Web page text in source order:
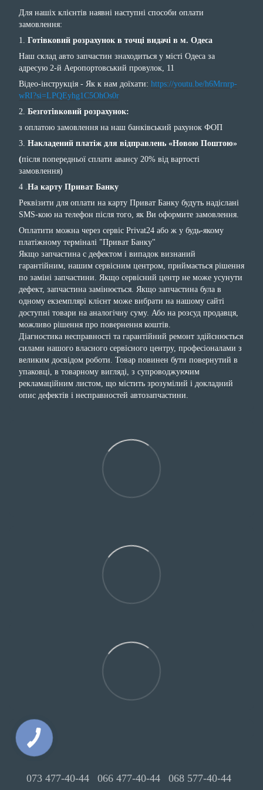
Для нашіх клієнтів наявні наступні способи оплати
замовлення:
1. Готівковий розрахунок в точці видачі в м. Одеса
Наш склад авто запчастин знаходиться у місті Одеса за
адресую 2-й Аеропортовський провулок, 11
Відео-інструкція - Як к нам доїхати: https://youtu.be/h6Mrnrp-
wRI?si=LPQEyhg1C5OhOs0r
2. Безготівковий розрахунок:
з оплатою замовлення на наш банківський рахунок ФОП
3. Накладений платіж для відправлень «Новою Поштою»
(після попередньої сплати авансу 20% від вартості
замовлення)
4 . На карту Приват Банку
Реквізити для оплати на карту Приват Банку будуть надіслані
SMS-кою на телефон після того, як Ви оформите замовлення.
Оплатити можна через сервіс Privat24 або ж у будь-якому
платіжному терміналі "Приват Банку"
Якщо запчастина с дефектом і випадок визнаний
гарантійним, нашим сервісним центром, приймається рішення
по заміні запчастини. Якщо сервісний центр не може усунути
дефект, запчастина замінюється. Якщо запчастина була в
одному екземплярі клієнт може вибрати на нашому сайті
доступні товари на аналогічну суму. Або на розсуд продавця,
можливо рішення про повернення коштів.
Діагностика несправності та гарантійний ремонт здійснюється
силами нашого власного сервісного центру, професіоналами з
великим досвідом роботи. Товар повинен бути повернутий в
упаковці, в товарному вигляді, з супроводжуючим
рекламаційним листом, що містить зрозумілий і докладний
опис дефектів і несправностей автозапчастини.
073 477-40-44 066 477-40-44 068 577-40-44